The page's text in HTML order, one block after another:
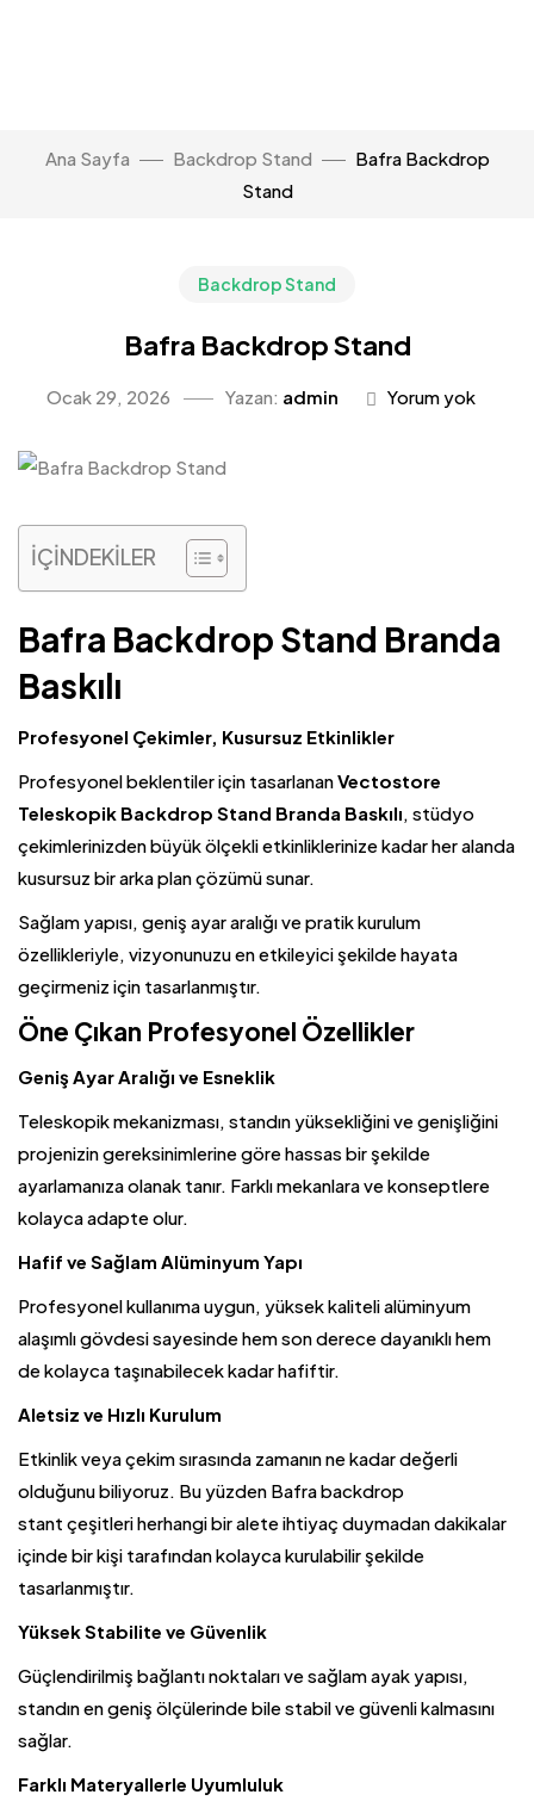
Ana Sayfa Backdrop Stand
Bafra Backdrop
Stand
Backdrop Stand
Bafra Backdrop Stand
Ocak 29, 2026 Yazan: admin Yorum yok
İÇİNDEKİLER
Bafra Backdrop Stand Branda
Baskılı
Profesyonel Çekimler, Kusursuz Etkinlikler
Profesyonel beklentiler için tasarlananVectostore
Teleskopik Backdrop Stand Branda Baskılı, stüdyo
çekimlerinizden büyük ölçekli etkinliklerinize kadar her alanda
kusursuz bir arka plan çözümü sunar.
Sağlam yapısı, geniş ayar aralığı ve pratik kurulum
özellikleriyle, vizyonunuzu en etkileyici şekilde hayata
geçirmeniz için tasarlanmıştır.
Öne Çıkan Profesyonel Özellikler
Geniş Ayar Aralığı ve Esneklik
Teleskopik mekanizması, standın yüksekliğini ve genişliğini
projenizin gereksinimlerine göre hassas bir şekilde
ayarlamanıza olanak tanır. Farklı mekanlara ve konseptlere
kolayca adapte olur.
Hafif ve Sağlam Alüminyum Yapı
Profesyonel kullanıma uygun, yüksek kaliteli alüminyum
alaşımlı gövdesi sayesinde hem son derece dayanıklı hem
de kolayca taşınabilecek kadar hafiftir.
Aletsiz ve Hızlı Kurulum
Etkinlik veya çekim sırasında zamanın ne kadar değerli
olduğunu biliyoruz. Bu yüzden Bafra backdrop
stant çeşitleri herhangi bir alete ihtiyaç duymadan dakikalar
içinde bir kişi tarafından kolayca kurulabilir şekilde
tasarlanmıştır.
Yüksek Stabilite ve Güvenlik
Güçlendirilmiş bağlantı noktaları ve sağlam ayak yapısı,
standın en geniş ölçülerinde bile stabil ve güvenli kalmasını
sağlar.
Farklı Materyallerle Uyumluluk